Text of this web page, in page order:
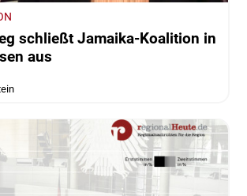
schließt Jamaika-Koalition in
aus